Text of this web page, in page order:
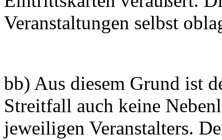
Veranstaltungen selbst
bb) Aus diesem Grund ist
Streitfall auch keine
jeweiligen Veranstalters.